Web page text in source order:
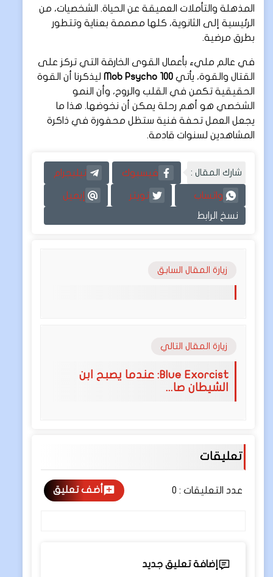
المذهلة والتأملات العميقة عن الحياة. الشخصيات، من
الرئيسية إلى الثانوية، كلها مصممة بعناية وتتطور
بطرق مرضية.
في عالم مليء بأعمال القوى الخارقة التي تركز على
القتال والقوة، يأتي Mob Psycho 100 ليذكرنا أن القوة
الحقيقية تكمن في القلب والروح، وأن النمو
الشخصي هو أهم رحلة يمكن أن نخوضها. هذا ما
يجعل العمل تحفة فنية ستظل محفورة في ذاكرة
المشاهدين لسنوات قادمة.
شارك المقال : فيسبوك تيليجرام
واتساب تويتر إيميل
نسخ الرابط
زيارة المقال السابق
زيارة المقال التالي
Blue Exorcist: عندما يصبح ابن
الشيطان صا...
تعليقات
عدد التعليقات : 0 أضف تعليق
إضافة تعليق جديد